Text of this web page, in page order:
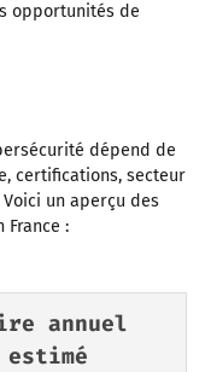
opportunités de
dépend de
certifications, secteur
un aperçu des
France :
annuel